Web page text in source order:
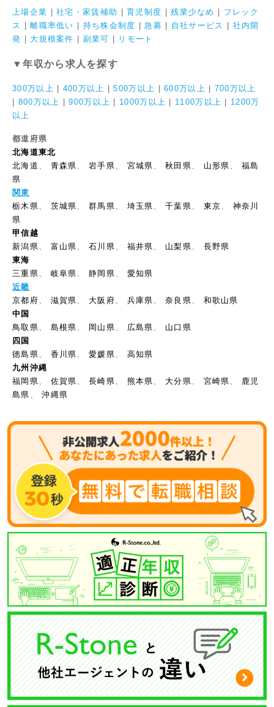
上場企業 |社宅・家賃補助 |育児制度 |残業少なめ
フレック
ス
|離職率低い 持ち株会制度 |急募 自社サービス
社内開
発
大規模案件 副業可 リモート
▼年収から求人を探す
300万以上 400万以上 |500万以上 |600万以上
700万以上
800万以上 |900万以上 1000万以上 1100万以上
1200万
以上
都道府県
北海道東北
北海道
青森県 、岩手県 宮城県 、秋田県 山形県 、福島
県
関東
栃木県
茨城県 、群馬県 埼玉県 、千葉県 東京
神奈川
県
甲信越
新潟県
富山県 、石川県 福井県 山梨県
長野県
東海
三重県
岐阜県 、静岡県
愛知県
近畿
京都府
滋賀県 大阪府 兵庫県 、奈良県
和歌山県
中国
鳥取県
島根県 岡山県 広島県
山口県
四国
徳島県
香川県 、愛媛県
高知県
九州沖縄
福岡県
佐賀県 、長崎県 熊本県 大分県 宮崎県
鹿児
島県
、沖縄県